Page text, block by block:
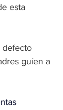
esta
defecto
guíen a